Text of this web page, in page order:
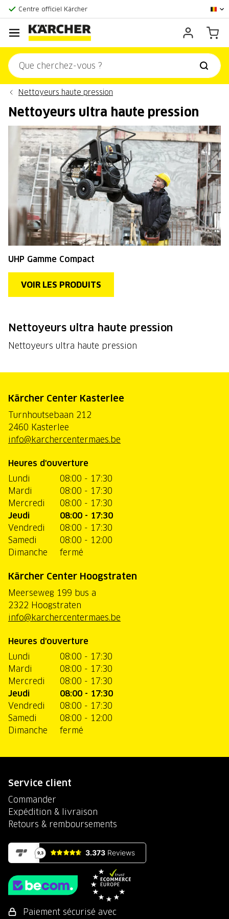
Centre officiel Kärcher
Score client:9,3/10
Nettoyeurs haute pression
Nettoyeurs ultra haute pression
UHP Gamme Compact
VOIR LES PRODUITS
Nettoyeurs ultra haute pression
Nettoyeurs ultra haute pression
Kärcher Center Kasterlee
Turnhoutsebaan 212
2460 Kasterlee
info@karchercentermaes.be
Heures d'ouverture
Lundi
08:00 - 17:30
Mardi
08:00 - 17:30
Mercredi
08:00 - 17:30
Jeudi
08:00 - 17:30
Vendredi
08:00 - 17:30
Samedi
08:00 - 12:00
Dimanche
fermé
Kärcher Center Hoogstraten
Meerseweg 199 bus a
2322 Hoogstraten
info@karchercentermaes.be
Heures d'ouverture
Lundi
08:00 - 17:30
Mardi
08:00 - 17:30
Mercredi
08:00 - 17:30
Jeudi
08:00 - 17:30
Vendredi
08:00 - 17:30
Samedi
08:00 - 12:00
Dimanche
fermé
Service client
Commander
Expédition & livraison
Retours & remboursements
Paiement sécurisé avec